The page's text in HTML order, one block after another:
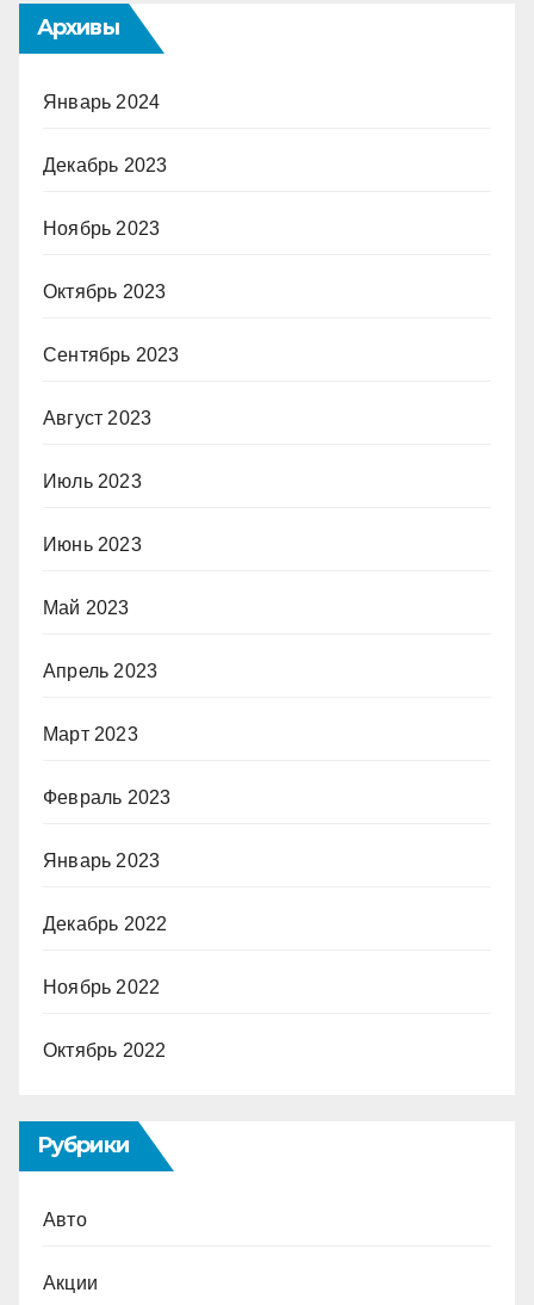
Архивы
Январь 2024
Декабрь 2023
Ноябрь 2023
Октябрь 2023
Сентябрь 2023
Август 2023
Июль 2023
Июнь 2023
Май 2023
Апрель 2023
Март 2023
Февраль 2023
Январь 2023
Декабрь 2022
Ноябрь 2022
Октябрь 2022
Рубрики
Авто
Акции